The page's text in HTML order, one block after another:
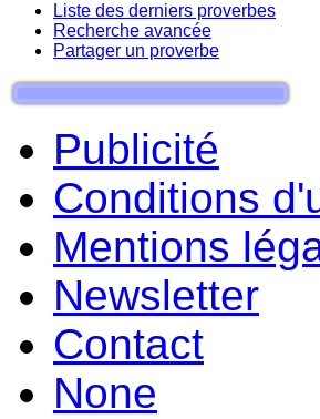
Liste des derniers proverbes
Recherche avancée
Partager un proverbe
Publicité
Conditions
Mentions
Newsletter
Contact
None